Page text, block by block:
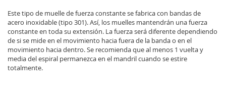
Este tipo de muelle de fuerza constante se fabrica con bandas de
acero inoxidable (tipo 301). Así, los muelles mantendrán una fuerza
constante en toda su extensión. La fuerza será diferente dependiendo
de si se mide en el movimiento hacia fuera de la banda o en el
movimiento hacia dentro. Se recomienda que al menos 1 vuelta y
media del espiral permanezca en el mandril cuando se estire
totalmente.